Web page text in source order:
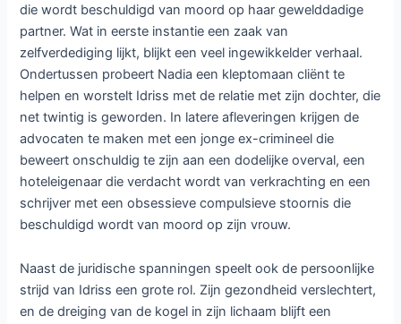
die wordt beschuldigd van moord op haar gewelddadige
partner. Wat in eerste instantie een zaak van
zelfverdediging lijkt, blijkt een veel ingewikkelder verhaal.
Ondertussen probeert Nadia een kleptomaan cliënt te
helpen en worstelt Idriss met de relatie met zijn dochter, die
net twintig is geworden. In latere afleveringen krijgen de
advocaten te maken met een jonge ex-crimineel die
beweert onschuldig te zijn aan een dodelijke overval, een
hoteleigenaar die verdacht wordt van verkrachting en een
schrijver met een obsessieve compulsieve stoornis die
beschuldigd wordt van moord op zijn vrouw.
Naast de juridische spanningen speelt ook de persoonlijke
strijd van Idriss een grote rol. Zijn gezondheid verslechtert,
en de dreiging van de kogel in zijn lichaam blijft een